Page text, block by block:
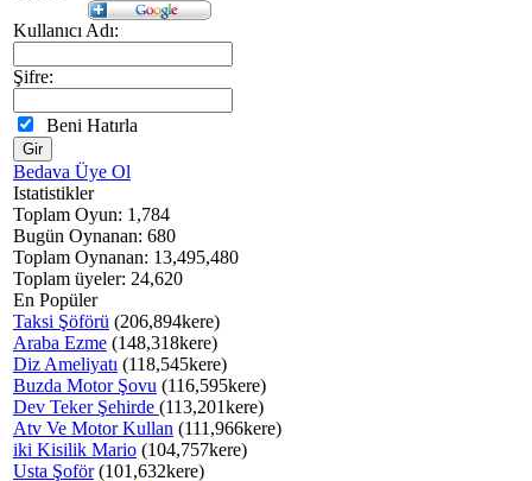
Kullanıcı Adı:
Şifre:
Beni Hatırla
Bedava Üye Ol
Istatistikler
Toplam Oyun: 1,784
Bugün Oynanan: 680
Toplam Oynanan: 13,495,480
Toplam üyeler: 24,620
En Popüler
Taksi Şöförü (206,894kere)
Araba Ezme (148,318kere)
Diz Ameliyatı (118,545kere)
Buzda Motor Şovu (116,595kere)
Dev Teker Şehirde (113,201kere)
Atv Ve Motor Kullan (111,966kere)
iki Kisilik Mario (104,757kere)
Usta Şoför(101,632kere)